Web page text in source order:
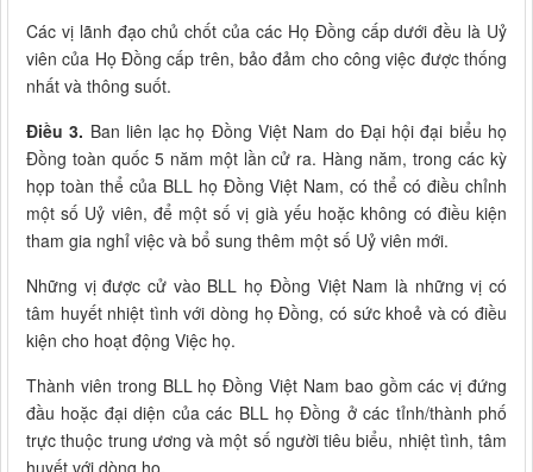
Các vị lãnh đạo chủ chốt của các Họ Đồng cấp dưới đều là Uỷ
viên của Họ Đồng cấp trên, bảo đảm cho công việc được thống
nhất và thông suốt.
Điều 3. Ban liên lạc họ Đồng Việt Nam do Đại hội đại biểu họ
Đồng toàn quốc 5 năm một lần cử ra. Hàng năm, trong các kỳ
họp toàn thể của BLL họ Đồng Việt Nam, có thể có điều chỉnh
một số Uỷ viên, để một số vị già yếu hoặc không có điều kiện
tham gia nghỉ việc và bổ sung thêm một số Uỷ viên mới.
Những vị được cử vào BLL họ Đồng Việt Nam là những vị có
tâm huyết nhiệt tình với dòng họ Đồng, có sức khoẻ và có điều
kiện cho hoạt động Việc họ.
Thành viên trong BLL họ Đồng Việt Nam bao gồm các vị đứng
đầu hoặc đại diện của các BLL họ Đồng ở các tỉnh/thành phố
trực thuộc trung ương và một số người tiêu biểu, nhiệt tình, tâm